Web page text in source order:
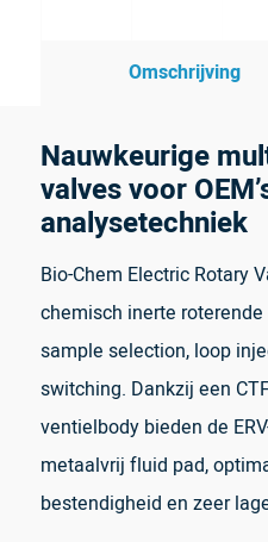
Omschrijving
Nauwkeurige
valves voor
analysetechniek
Bio-Chem Electric Rotary
chemisch inerte
sample selection, loop
switching. Dankzij een
ventielbody bieden de
metaalvrij fluid pad,
bestendigheid en zeer